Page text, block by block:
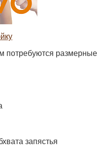
потребуются размерные
запястья